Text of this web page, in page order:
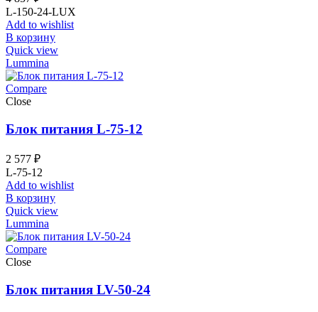
L-150-24-LUX
Add to wishlist
В корзину
Quick view
Lummina
Compare
Close
Блок питания L-75-12
2 577 ₽
L-75-12
Add to wishlist
В корзину
Quick view
Lummina
Compare
Close
Блок питания LV-50-24